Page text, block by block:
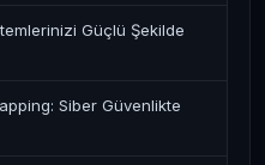
Güçlü Şekilde
Siber Güvenlikte